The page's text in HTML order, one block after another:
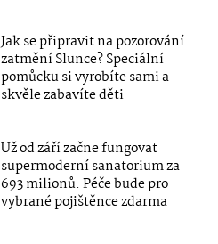
Jak se připravit na pozorování
zatmění Slunce? Speciální
pomůcku si vyrobíte sami a
skvěle zabavíte děti
Už od září začne fungovat
supermoderní sanatorium za
693 milionů. Péče bude pro
vybrané pojištěnce zdarma